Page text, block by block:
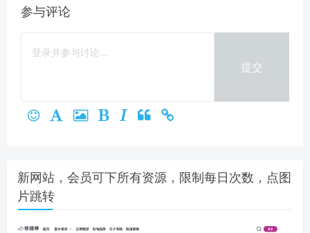
参与评论
提交
新网站，会员可下所有资源，限制每日次数，点图
片跳转